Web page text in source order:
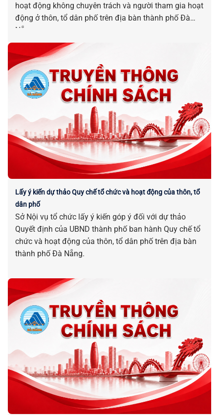
hoạt động không chuyên trách và người tham gia hoạt
động ở thôn, tổ dân phố trên địa bàn thành phố Đà
Nẵng.
Lấy ý kiến dự thảo Quy chế tổ chức và hoạt động của thôn, tổ
dân phố
Sở Nội vụ tổ chức lấy ý kiến góp ý đối với dự thảo
Quyết định của UBND thành phố ban hành Quy chế tổ
chức và hoạt động của thôn, tổ dân phố trên địa bàn
thành phố Đà Nẵng.